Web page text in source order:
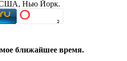
США, Нью Йорк.
ближайшее время.